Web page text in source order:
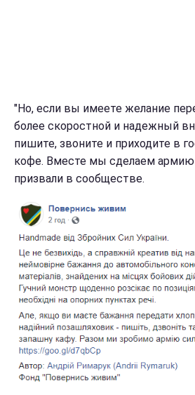
"Но, если вы имеете желание
более скоростной и надежный
пишите, звоните и приходите в
кофе. Вместе мы сделаем армию
призвали в сообществе.